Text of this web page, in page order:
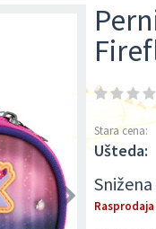
Stara cena:
Ušteda: